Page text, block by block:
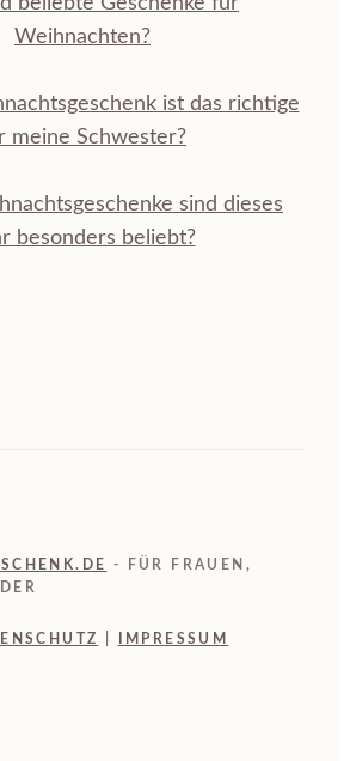
Weihnachten?
ist das richtige
meine Schwester?
sind dieses
besonders beliebt?
- FÜR FRAUEN,
IMPRESSUM